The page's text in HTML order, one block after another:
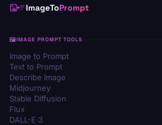
ImageToPrompt
IMAGE PROMPT TOOLS
Image to Prompt
Text to Prompt
Describe Image
Midjourney
Stable Diffusion
Flux
DALL-E 3